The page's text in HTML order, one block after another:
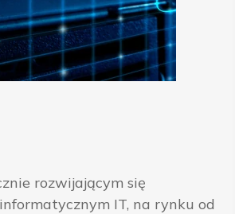
rozwijającym się
IT, na rynku od